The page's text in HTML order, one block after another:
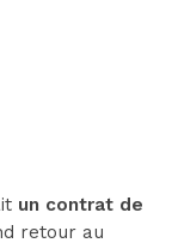
un contrat de
retour au